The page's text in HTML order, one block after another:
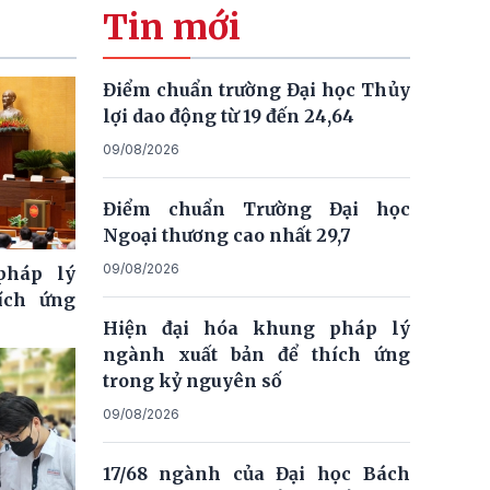
lý
ứng
Tin mới
Điểm chuẩn trường Đại học Thủy
lợi dao động từ 19 đến 24,64
09/08/2026
Điểm chuẩn Trường Đại học
Ngoại thương cao nhất 29,7
09/08/2026
Hiện đại hóa khung pháp lý
ngành xuất bản để thích ứng
trong kỷ nguyên số
09/08/2026
17/68 ngành của Đại học Bách